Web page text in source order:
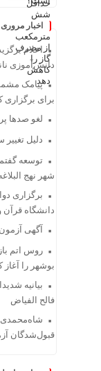
اخبار مروری
اعلام
دانش‌آموزی
پیامک
برای برگزاری
لغو صدها
دلیل
توسعه
شهر نهج
برگزاری
دانشگاه
آگهی آزمون
روس اتم
بوشهر را
بیانیه
فالح الفیاض
شاه‌محمدی:
قبول‌شدگان آزمون